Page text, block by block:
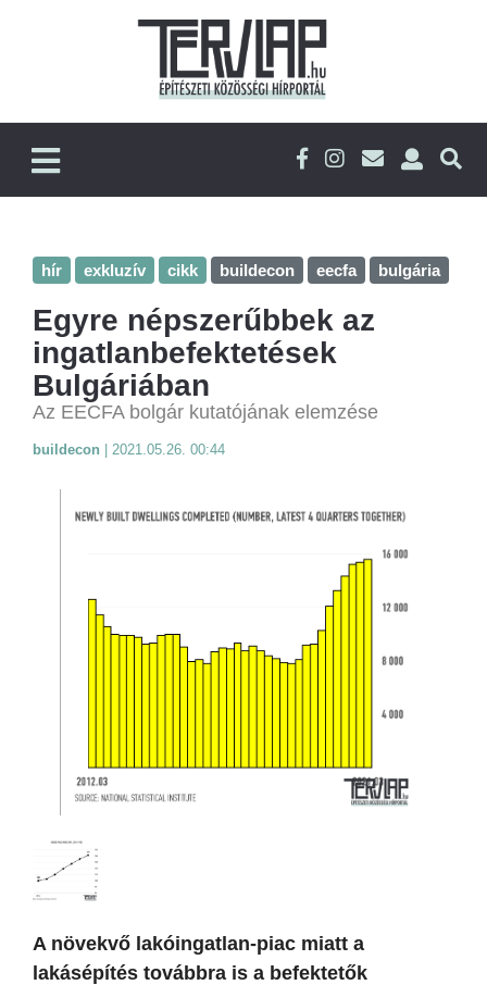
hír exkluzív cikk buildecon eecfa bulgária
Egyre népszerűbbek az
ingatlanbefektetések
Bulgáriában
Az EECFA bolgár kutatójának elemzése
buildecon 2021.05.26. 00:44
A növekvő lakóingatlan-piac miatt a
lakásépítés továbbra is a befektetők